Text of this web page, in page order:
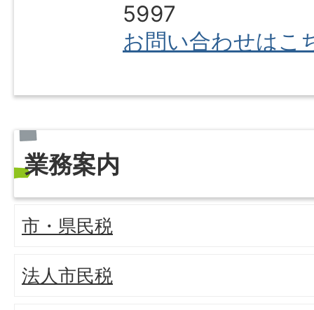
5997
お問い合わせはこ
業務案内
市・県民税
法人市民税